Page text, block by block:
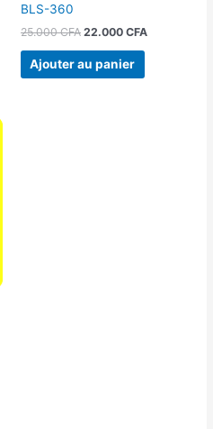
BLS-360
25.000CFA 22.000 CFA
Ajouter au panier